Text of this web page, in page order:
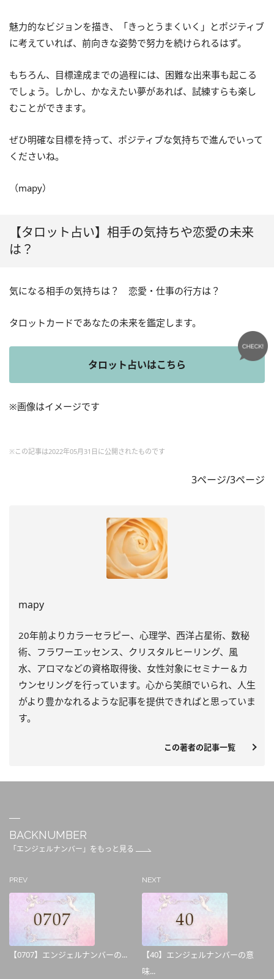
魅力的なビジョンを描き、「きっとうまくいく」とポジティブ
に考えていれば、前向きな姿勢で努力を続けられるはず。
もちろん、目標達成までの過程には、困難な出来事も起こる
でしょう。しかし、かなえたい夢があれば、試練すらも楽し
むことができます。
ぜひ明確な目標を持って、ポジティブな気持ちで進んでいって
くださいね。
（mapy）
【タロット占い】相手の気持ちや恋愛の未来
は？
気になる相手の気持ちは？ 恋愛・仕事の行方は？
タロットカードであなたの未来を鑑定します。
タロット占いはこちら
※画像はイメージです
※この記事は2022年05月31日に公開されたものです
3ページ/3ページ
mapy
20年前よりカラーセラピー、心理学、西洋占星術、数秘
術、フラワーエッセンス、クリスタルヒーリング、風
水、アロマなどの資格取得後、女性対象にセミナー＆カ
ウンセリングを行っています。心から笑顔でいられ、人生
がより豊かなれるような記事を提供できればと思っていま
す。
この著者の記事一覧
BACKNUMBER
「エンジェルナンバー」をもっと見る
PREV
【0707】エンジェルナンバーの...
NEXT
【40】エンジェルナンバーの意
味...